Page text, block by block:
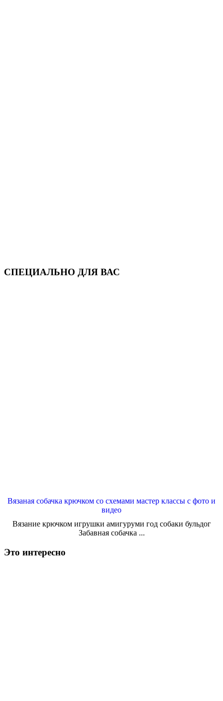
СПЕЦИАЛЬНО ДЛЯ ВАС
Вязаная собачка крючком со схемами мастер классы с фото и
видео
Вязание крючком игрушки амигуруми год собаки бульдог
Забавная собачка ...
Это интересно